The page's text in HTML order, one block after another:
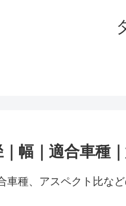
幅｜適合車種
種、アスペクト比な